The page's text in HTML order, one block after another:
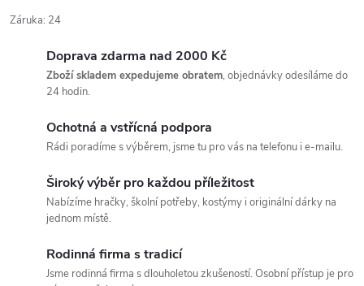
Záruka: 24
Doprava zdarma nad 2000 Kč
Zboží skladem expedujeme obratem, objednávky odesíláme do
24 hodin.
Ochotná a vstřícná podpora
Rádi poradíme s výběrem, jsme tu pro vás na telefonu i e-mailu.
Široký výběr pro každou příležitost
Nabízíme hračky, školní potřeby, kostýmy i originální dárky na
jednom místě.
Rodinná firma s tradicí
Jsme rodinná firma s dlouholetou zkušeností. Osobní přístup je pro